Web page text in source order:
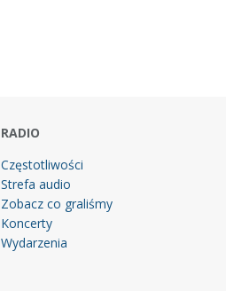
RADIO
Częstotliwości
Strefa audio
Zobacz co graliśmy
Koncerty
Wydarzenia